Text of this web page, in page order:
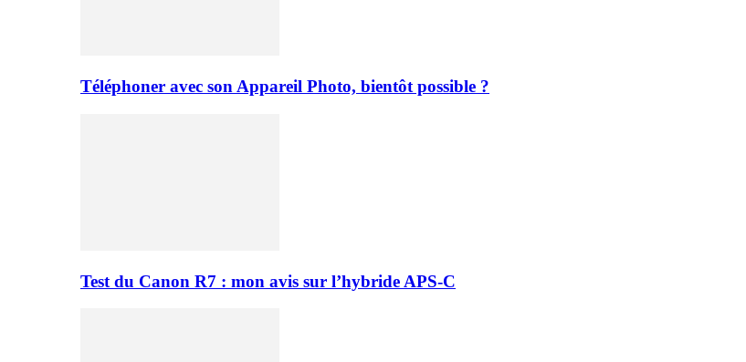
Téléphoner avec son Appareil Photo, bientôt possible ?
Test du Canon R7 : mon avis sur l’hybride APS-C